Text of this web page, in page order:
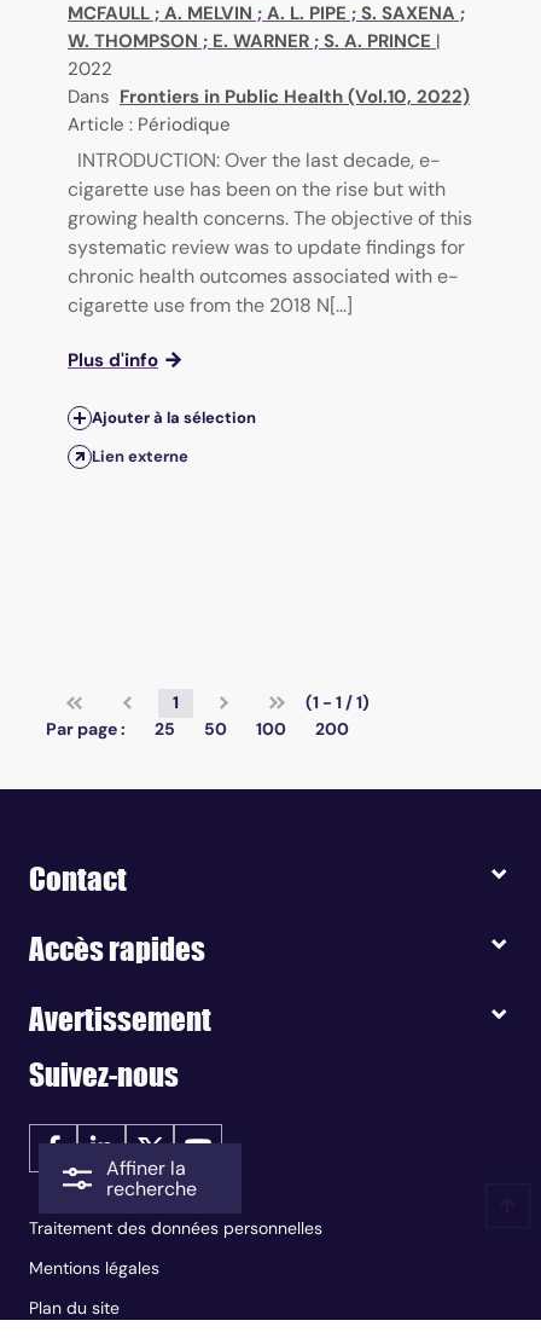
Affiner la
recherche
MCFAULL ; A. MELVIN ; A. L. PIPE ; S. SAXENA ;
W. THOMPSON ; E. WARNER ; S. A. PRINCE |
2022
Dans Frontiers in Public Health (Vol.10, 2022)
Article : Périodique
INTRODUCTION: Over the last decade, e-
cigarette use has been on the rise but with
growing health concerns. The objective of this
systematic review was to update findings for
chronic health outcomes associated with e-
cigarette use from the 2018 N[...]
Plus d'info
Ajouter à la sélection
Lien externe
1
(1 - 1 / 1)
Par page :
25 50 100 200
Contact
Accès rapides
Avertissement
Suivez-nous
Traitement des données personnelles
Mentions légales
Plan du site